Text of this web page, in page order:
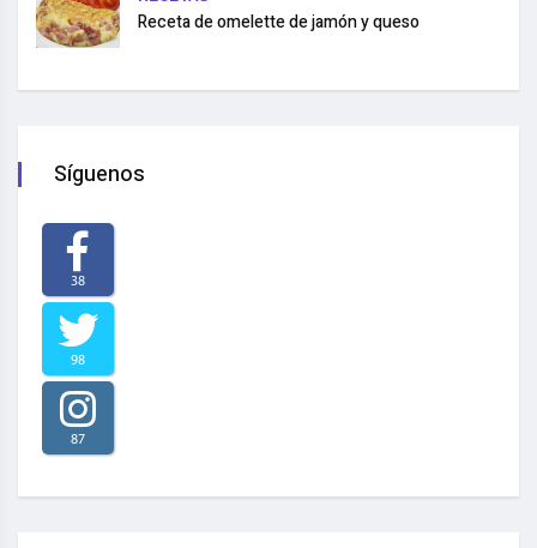
Receta de omelette de jamón y queso
Síguenos
38
98
87